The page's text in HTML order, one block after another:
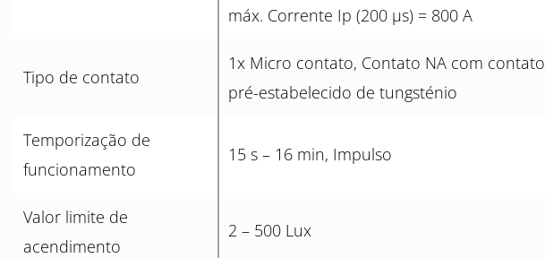
máx. Corrente Ip (200 µs) = 800 A
Tipo de contato
1x Micro contato, Contato NA com contato
pré-estabelecido de tungsténio
Temporização de
funcionamento
15 s – 16 min, Impulso
Valor limite de
acendimento
2 – 500 Lux